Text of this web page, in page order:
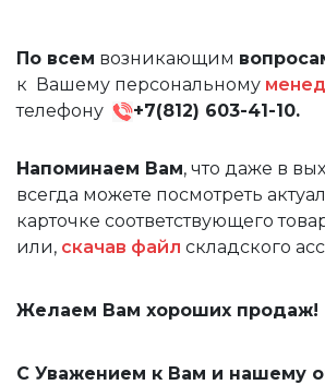
По всем возникающим
к Вашему персональному
телефону
+7(812) 603-41-10.
Напоминаем Вам, что даже в
всегда можете посмотреть
карточке соответствующего
или, скачав файл складского
Желаем Вам хороших продаж!
С Уважением к Вам и нашему